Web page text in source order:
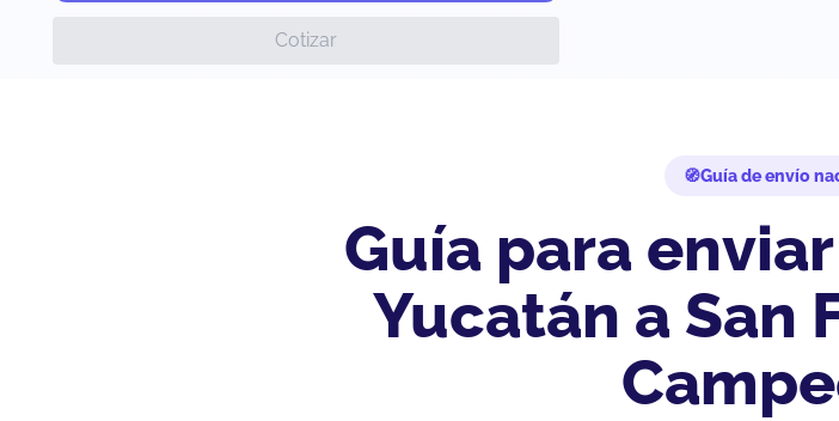
Cotizar
Guía de envío
Guía para
Yucatán a San